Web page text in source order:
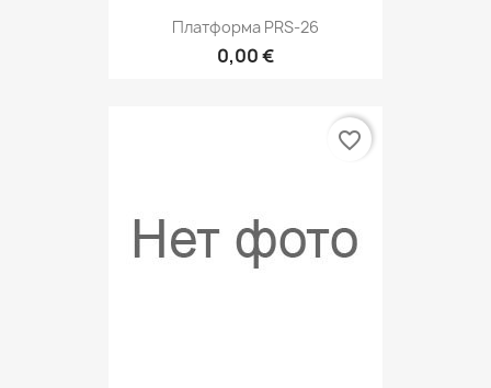
Платформа PRS-26
0,00 €
favorite_border